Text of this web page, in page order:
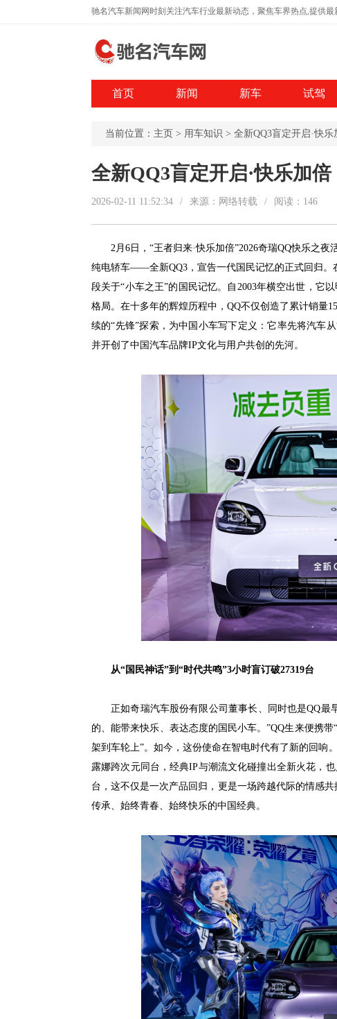
驰名汽车新闻网时刻关注汽车行业最新动态，聚焦车界热点,提供
首页 新闻 新车 试驾
当前位置： 主页 > 用车知识 > 全新QQ3盲定开启·快
全新QQ3盲定开启·快乐加
2026-02-11 11:52:34 / 来源：网络转载 / 阅读： 146
2月6日，“王者归来·快乐加倍”2026奇瑞QQ快乐之
纯电轿车——全新QQ3，宣告一代国民记忆的正式回归。
段关于“小车之王”的国民记忆。自2003年横空出世，它
格局。在十多年的辉煌历程中，QQ不仅创造了累计销量
续的“先锋”探索，为中国小车写下定义：它率先将汽车
并开创了中国汽车品牌IP文化与用户共创的先河。
从“国民神话”到“时代共鸣”3小时盲订破27319台
正如奇瑞汽车股份有限公司董事长、同时也是QQ
的、能带来快乐、表达态度的国民小车。”QQ生来便携
架到车轮上”。如今，这份使命在智电时代有了新的回
露娜跨次元同台，经典IP与潮流文化碰撞出全新火花，
台，这不仅是一次产品回归，更是一场跨越代际的情感
传承、始终青春、始终快乐的中国经典。